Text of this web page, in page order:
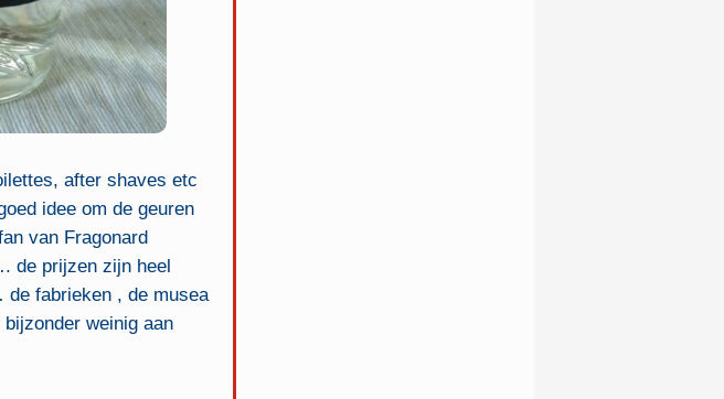
after shaves etc
idee om de geuren
van Fragonard
de prijzen zijn heel
fabrieken , de musea
weinig aan